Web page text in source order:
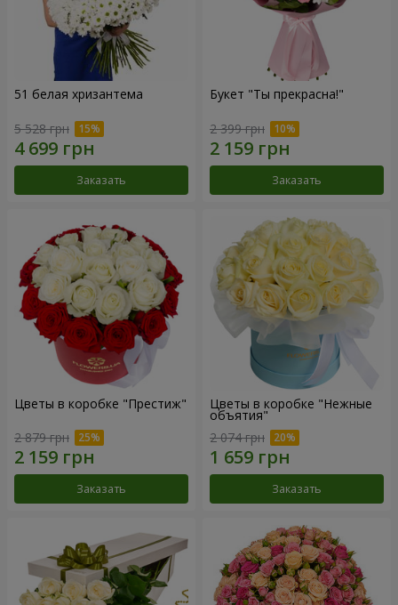
51 белая хризантема
5 528 грн
Заказать
Букет "Ты прекрасна!"
2 399 грн
Заказать
Цветы в коробке "Престиж"
2 879 грн
Заказать
Цветы в коробке "Нежные
объятия"
2 074 грн
Заказать